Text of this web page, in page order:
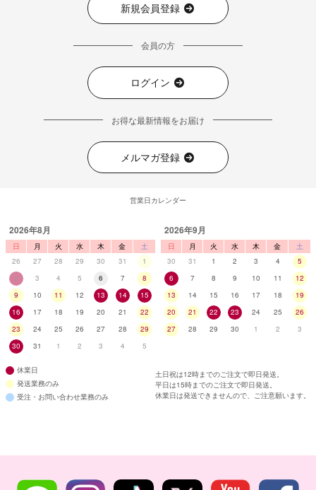
新規会員登録
会員の方
ログイン
お得な最新情報をお届け
メルマガ登録
営業日カレンダー
2026年8月
日 月 火 水 木 金
土
26
27 28 29 30 31
1
2
3 4 5 6 7
8
9
10 11 12 13 14
15
16
17 18 19 20 21
22
23
24 25 26 27 28
29
30
31 1 2 3 4 5
2026年9月
日 月 火 水 木 金
土
30
31 1 2 3 4
5
6
7 8 9 10 11
12
13
14 15 16 17 18
19
20
21 22 23 24 25
26
27
28 29 30 1 2 3
休業日
発送業務のみ
受注・お問い合わせ業務のみ
土日祝は12時までのご注文で即日発送。
平日は15時までのご注文で即日発送。
休業日は発送できませんので、ご注意願います。